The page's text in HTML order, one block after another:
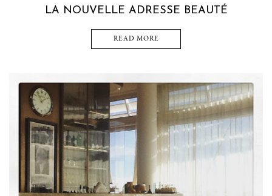
LA NOUVELLE ADRESSE BEAUTÉ
READ MORE